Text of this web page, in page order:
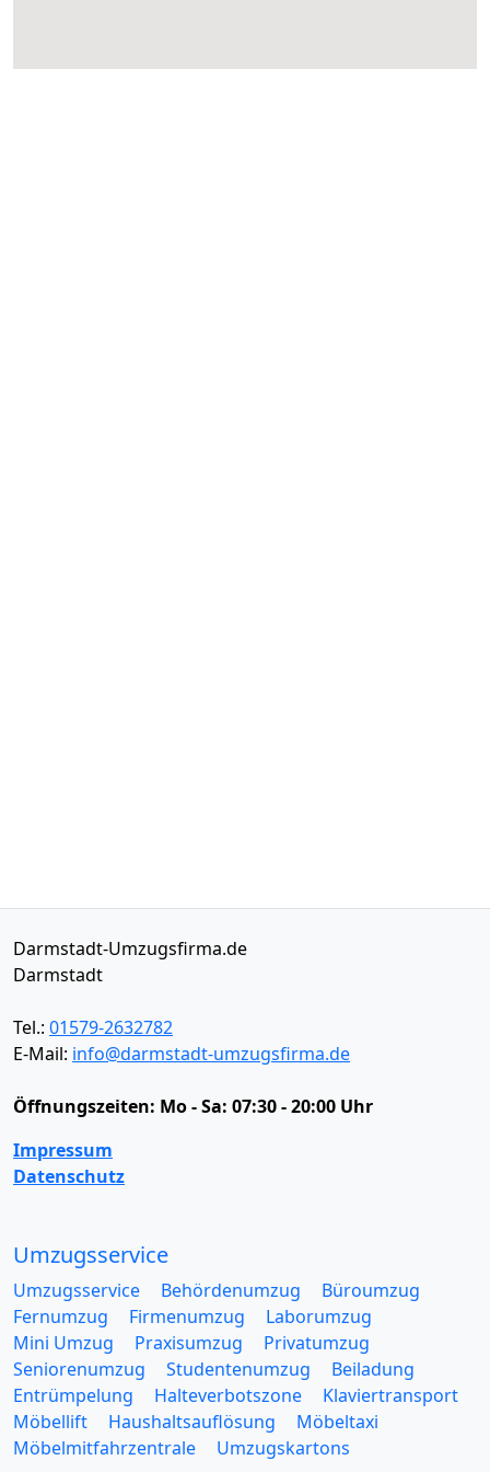
Darmstadt-Umzugsfirma.de
Darmstadt
Tel.: 01579-2632782
E-Mail: info@darmstadt-umzugsfirma.de
Öffnungszeiten: Mo - Sa: 07:30 - 20:00 Uhr
Impressum
Datenschutz
Umzugsservice
Umzugsservice Behördenumzug
Büroumzug
Fernumzug
Firmenumzug
Laborumzug
Mini Umzug
Praxisumzug
Privatumzug
Seniorenumzug
Studentenumzug
Beiladung
Entrümpelung
Halteverbotszone
Klaviertransport
Möbellift
Haushaltsauflösung
Möbeltaxi
Möbelmitfahrzentrale
Umzugskartons